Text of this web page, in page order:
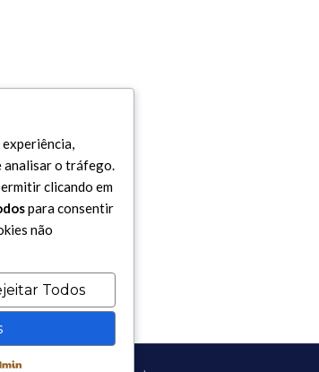
experiência,
analisar o tráfego.
clicando em
para consentir
não
Todos